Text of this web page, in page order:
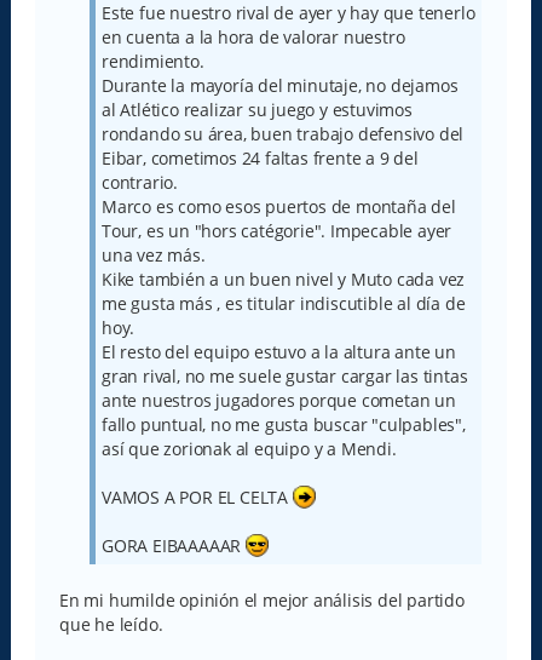
Este fue nuestro rival de ayer y hay que tenerlo
en cuenta a la hora de valorar nuestro
rendimiento.
Durante la mayoría del minutaje, no dejamos
al Atlético realizar su juego y estuvimos
rondando su área, buen trabajo defensivo del
Eibar, cometimos 24 faltas frente a 9 del
contrario.
Marco es como esos puertos de montaña del
Tour, es un "hors catégorie". Impecable ayer
una vez más.
Kike también a un buen nivel y Muto cada vez
me gusta más , es titular indiscutible al día de
hoy.
El resto del equipo estuvo a la altura ante un
gran rival, no me suele gustar cargar las tintas
ante nuestros jugadores porque cometan un
fallo puntual, no me gusta buscar "culpables",
así que zorionak al equipo y a Mendi.
VAMOS A POR EL CELTA
GORA EIBAAAAAR
En mi humilde opinión el mejor análisis del partido
que he leído.